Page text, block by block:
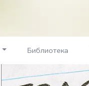
Библиотека